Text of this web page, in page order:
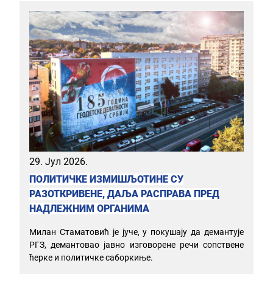
29. Јул 2026.
ПОЛИТИЧКЕ ИЗМИШЉОТИНЕ СУ
РАЗОТКРИВЕНЕ, ДАЉА РАСПРАВА ПРЕД
НАДЛЕЖНИМ ОРГАНИМА
Милан Стаматовић је јуче, у покушају да демантује
РГЗ, демантовао јавно изговорене речи сопствене
ћерке и политичке саборкиње.